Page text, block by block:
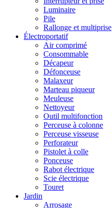
Luminaire
Pile
Rallonge et multiprise
Électroportatif
Air comprimé
Consommable
Décapeur
Défonceuse
Malaxeur
Marteau piqueur
Meuleuse
Nettoyeur
Outil multifonction
Perceuse à colonne
Perceuse visseuse
Perforateur
Pistolet à colle
Ponceuse
Rabot électrique
Scie électrique
Touret
Jardin
Arrosage